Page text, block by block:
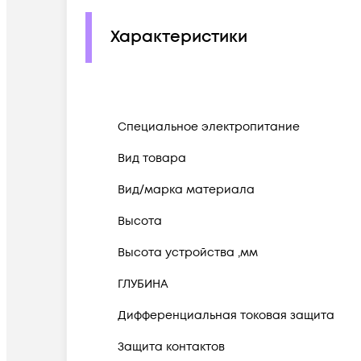
Характеристики
Cпециальное электропитание
Вид товара
Вид/марка материала
Высота
Высота устройства ,мм
ГЛУБИНА
Дифференциальная токовая защита
Защита контактов